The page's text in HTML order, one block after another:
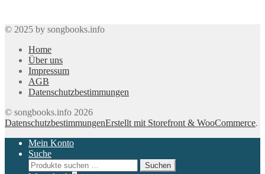
© 2025 by songbooks.info
Home
Über uns
Impressum
AGB
Datenschutzbestimmungen
© songbooks.info 2026
DatenschutzbestimmungenErstellt mit Storefront & WooCommerce.
Mein Konto
Suche
Suchen
Suchen